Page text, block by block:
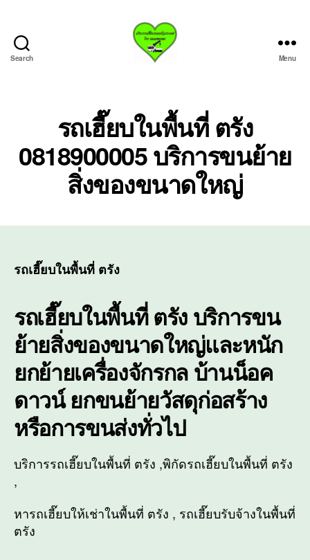
Search
บรถ
ยก
ทั่ว
ประเทศ.com
Menu
รถเฮี๊ยบในพื้นที่ ตรัง
0818900005 บริการขนย้าย
สิ่งของขนาดใหญ่
รถเฮี๊ยบในพื้นที่ ตรัง
รถเฮี๊ยบในพื้นที่ตรังบริการขน
ย้ายสิ่งของขนาดใหญ่และหนัก
ยกย้ายเครื่องจักรกล บ้านน็อค
ดาวน์ ยกขนย้ายวัสดุก่อสร้าง
หรือการขนส่งทั่วไป
บริการรถเฮี๊ยบในพื้นที่ ตรัง ,พิกัดรถเฮี๊ยบในพื้นที่ ตรัง
,
หารถเฮี๊ยบให้เช่าในพื้นที่ ตรัง , รถเฮี๊ยบรับจ้างในพื้นที่
ตรัง